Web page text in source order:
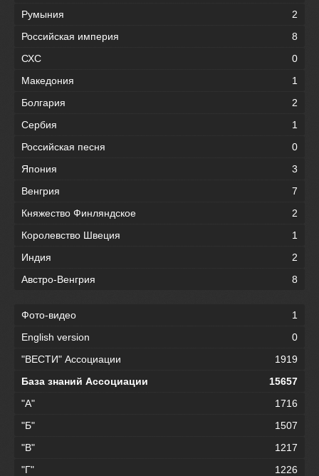
Румыния
2
Российская империя
8
СХС
0
Македония
1
Болгария
2
Сербия
1
Российская песня
0
Япония
3
Венгрия
7
Княжество Финляндское
2
Королевство Швеция
1
Индия
2
Австро-Венгрия
8
Фото-видео
1
English version
0
"ВЕСТИ" Ассоциации
1919
База знаний Ассоциации
15657
"А"
1716
"Б"
1507
"В"
1217
"Г"
1226